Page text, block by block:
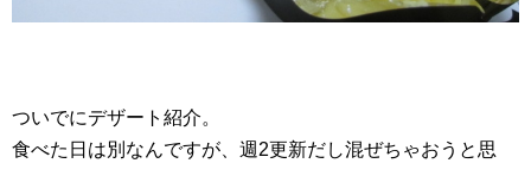
ついでにデザート紹介。
食べた日は別なんですが、週2更新だし混ぜちゃおうと思